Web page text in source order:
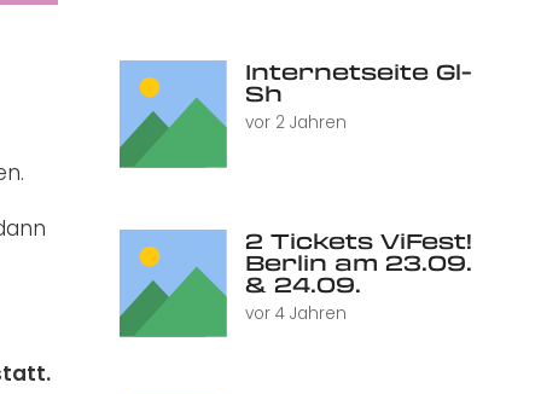
Internetseite Gl-
Sh
vor 2 Jahren
2 Tickets ViFest!
Berlin am 23.09.
& 24.09.
vor 4 Jahren